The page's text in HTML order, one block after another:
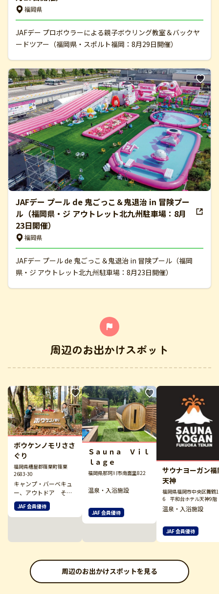
福岡県
JAFデー プロボウラーによる親子ボウリング教室＆バックヤ
ードツアー（福岡県・スポルト福岡：8月29日開催）
JAFデー プール de 鬼ごっこ＆鬼退治 in 冒険プー
ル（福岡県・ジ アウトレット北九州駐車場：8月
23日開催）
福岡県
JAFデー プール de 鬼ごっこ＆鬼退治 in 冒険プール（福岡
県・ジ アウトレット北九州駐車場：8月23日開催）
周辺のお出かけスポット
ボウケンノモリささ
ぐり
福岡県糟屋郡篠栗町篠栗
2683-30
キャンプ・バーベキュ
ー、アウトドア その
他
JAF 会員優待
Ｓａｕｎａ Ｖｉｌ
ｌａｇｅ
福岡県那珂川市南面里822
温泉・入浴施設
JAF 会員優待
サウナヨーガン福
天神
福岡県福岡市中央区舞鶴
6 平和台ホテル天神9階
温泉・入浴施設
JAF 会員優待
周辺のお出かけスポットを見る